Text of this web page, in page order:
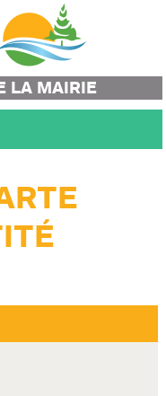
LA MAIRIE